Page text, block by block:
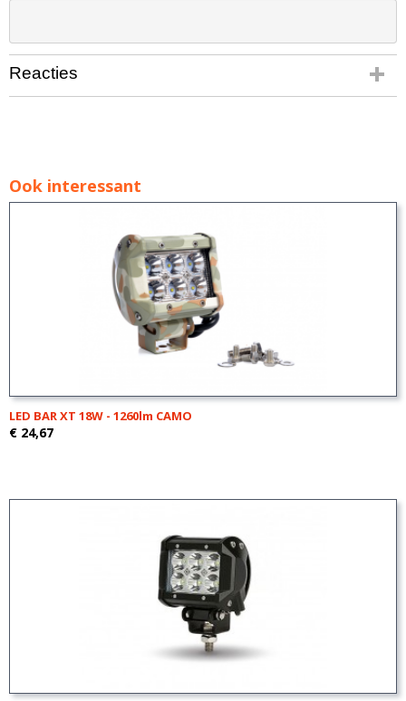
Reacties
Ook interessant
LED BAR XT 18W - 1260lm CAMO
€ 24,67